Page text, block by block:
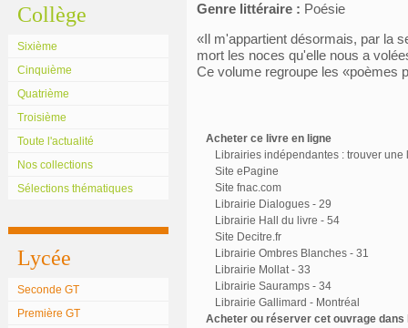
Collège
Sixième
Cinquième
Quatrième
Troisième
Toute l'actualité
Nos collections
Sélections thématiques
Lycée
Seconde GT
Première GT
Genre littéraire : Poésie
«Il m'appartient désormais, par la
mort les noces qu'elle nous a
Ce volume regroupe les «poèmes
Acheter ce livre en ligne
Librairies indépendantes : trouver une
Site ePagine
Site fnac.com
Librairie Dialogues - 29
Librairie Hall du livre - 54
Site Decitre.fr
Librairie Ombres Blanches - 31
Librairie Mollat - 33
Librairie Sauramps - 34
Librairie Gallimard - Montréal
Acheter ou réserver cet ouvrage